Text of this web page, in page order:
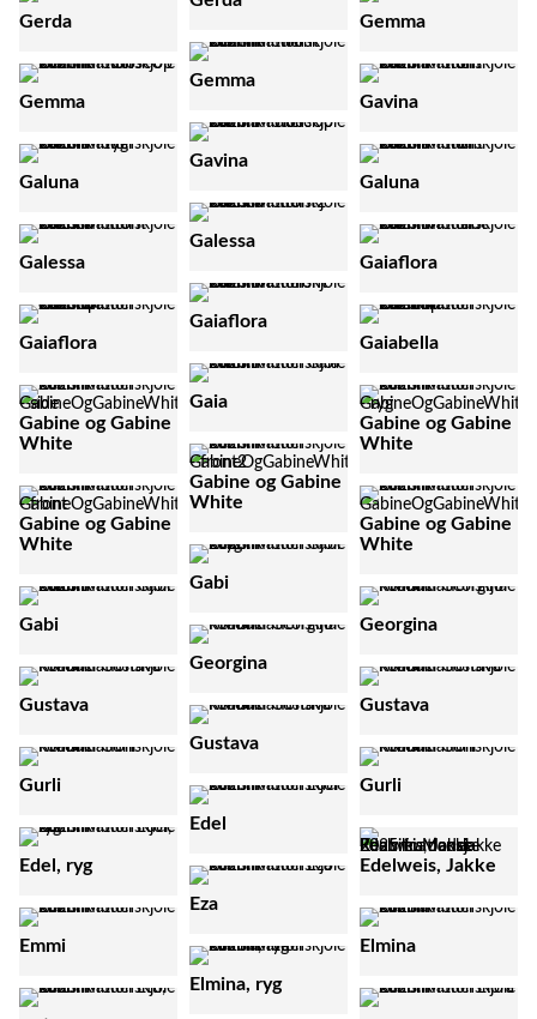
Gerda
Gemma
Gemma
Gemma
Gavina
Gavina
Galuna
Galuna
Galessa
Galessa
Gaiaflora
Gaiaflora
Gaiaflora
Gaiabella
Gaia
Gabine og Gabine
White
Gabine og Gabine
White
Gabine og Gabine
White
Gabine og Gabine
White
Gabine og Gabine
White
Gabi
Gabi
Georgina
Georgina
Gustava
Gustava
Gustava
Gurli
Gurli
Edel
Edel, ryg
Edelweis, Jakke
Eza
Emmi
Elmina
Elmina, ryg